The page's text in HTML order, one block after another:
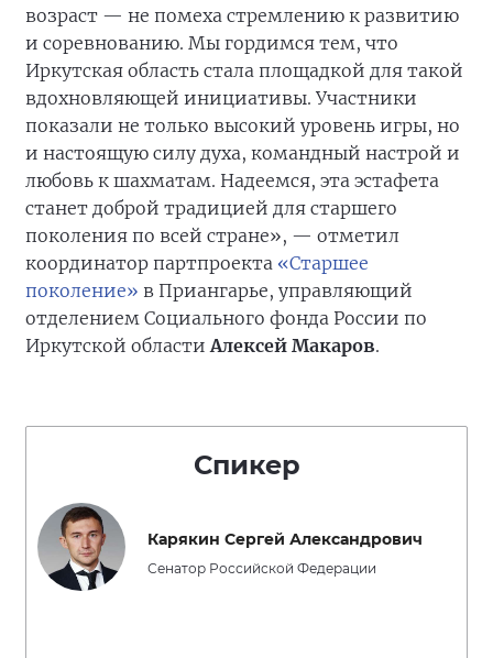
возраст — не помеха стремлению к развитию
и соревнованию. Мы гордимся тем, что
Иркутская область стала площадкой для такой
вдохновляющей инициативы. Участники
показали не только высокий уровень игры, но
и настоящую силу духа, командный настрой и
любовь к шахматам. Надеемся, эта эстафета
станет доброй традицией для старшего
поколения по всей стране», — отметил
координатор партпроекта «Старшее
поколение» в Приангарье, управляющий
отделением Социального фонда России по
Иркутской областиАлексей Макаров.
Спикер
Карякин Сергей Александрович
Сенатор Российской Федерации